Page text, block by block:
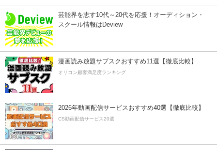
芸能界を志す10代～20代を応援！オーディション・
スクール情報はDeview
漫画読み放題サブスクおすすめ11選【徹底比較】
オリコン顧客満足度ランキング
2026年動画配信サービスおすすめ40選【徹底比較】
CS動画配信サービス20選